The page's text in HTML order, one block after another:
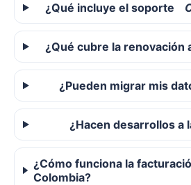
¿Qué incluye el soporte
¿Qué cubre la renovación
¿Pueden migrar mis
¿Hacen desarrollos a
¿Cómo funciona la
Colombia?